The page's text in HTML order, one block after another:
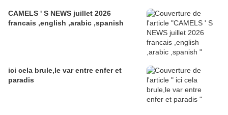
CAMELS ' S NEWS juillet 2026
francais ,english ,arabic ,spanish
ici cela brule,le var entre enfer et
paradis